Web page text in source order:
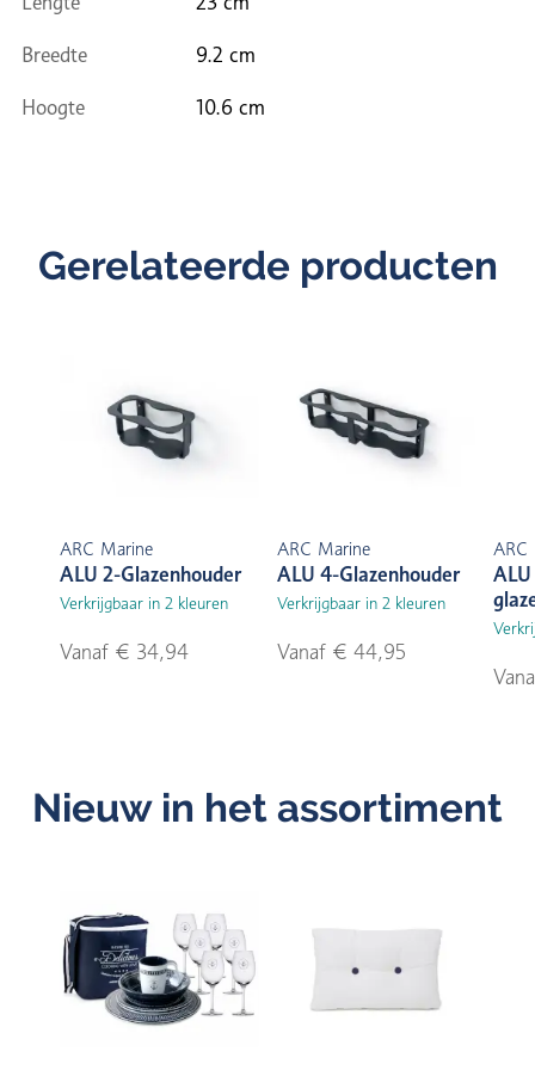
Breedte 9.2 cm
Hoogte 10.6 cm
Gerelateerde producten
ARC Marine
ALU 2-Glazenhouder
Verkrijgbaar in 2 kleuren
Vanaf € 34,94
ARC Marine
ALU 4-Glazenhouder
Verkrijgbaar in 2 kleuren
Vanaf € 44,95
ARC
Nieuw in het assortiment